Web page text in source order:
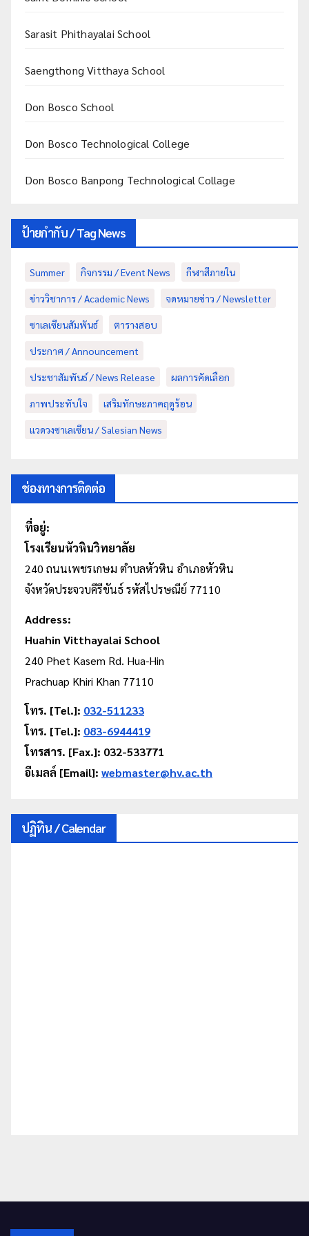
Sarasit Phithayalai School
Saengthong Vitthaya School
Don Bosco School
Don Bosco Technological College
Don Bosco Banpong Technological Collage
ป้ายกำกับ / Tag News
Summer กิจกรรม / Event News กีฬาสีภายใน
ข่าววิชาการ / Academic News จดหมายข่าว / Newsletter
ซาเลเซียนสัมพันธ์ ตารางสอบ
ประกาศ / Announcement
ประชาสัมพันธ์ / News Release ผลการคัดเลือก
ภาพประทับใจ เสริมทักษะภาคฤดูร้อน
แวดวงซาเลเซียน / Salesian News
ช่องทางการติดต่อ
ที่อยู่:
โรงเรียนหัวหินวิทยาลัย
240 ถนนเพชรเกษม ตำบลหัวหิน อำเภอหัวหิน
จังหวัดประจวบคีรีขันธ์ รหัสไปรษณีย์ 77110
Address:
Huahin Vitthayalai School
240 Phet Kasem Rd. Hua-Hin
Prachuap Khiri Khan 77110
โทร. [Tel.]: 032-511233
โทร. [Tel.]: 083-6944419
โทรสาร. [Fax.]: 032-533771
อีเมลล์ [Email]: webmaster@hv.ac.th
ปฏิทิน / Calendar